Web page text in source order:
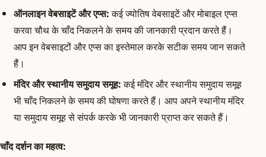
ऑनलाइन वेबसाइटें और एप्स:कई ज्योतिष वेबसाइटें और मोबाइल एप्स
करवा चौथ के चाँद निकलने के समय की जानकारी प्रदान करते हैं।
आप इन वेबसाइटों और एप्स का इस्तेमाल करके सटीक समय जान सकते
हैं।
मंदिर और स्थानीय समुदाय समूह:कई मंदिर और स्थानीय समुदाय समूह
भी चाँद निकलने के समय की घोषणा करते हैं। आप अपने स्थानीय मंदिर
या समुदाय समूह से संपर्क करके भी जानकारी प्राप्त कर सकते हैं।
चाँद दर्शन का महत्व: